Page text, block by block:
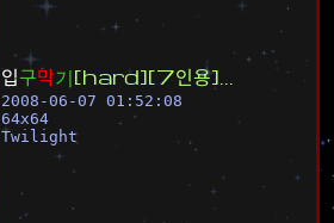
입구막기[hard][7인용]
2008-06-07 01:52:08
64x64
Twilight